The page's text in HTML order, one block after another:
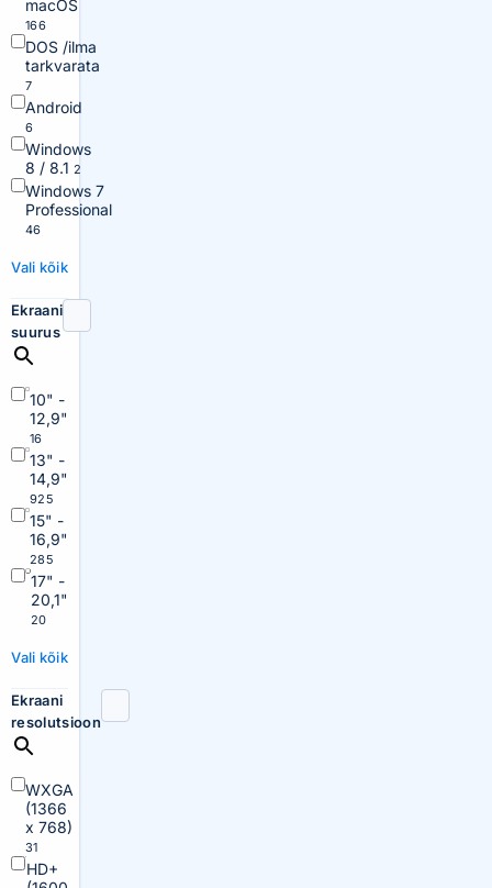
macOS
166
DOS /ilma
tarkvarata
7
Android
6
Windows
8 / 8.1 2
Windows 7
Professional
46
Vali kõik
Ekraani
suurus
10" -
12,9"
16
13" -
14,9"
925
15" -
16,9"
285
17" -
20,1"
20
Vali kõik
Ekraani
resolutsioon
WXGA
(1366
x 768)
31
HD+